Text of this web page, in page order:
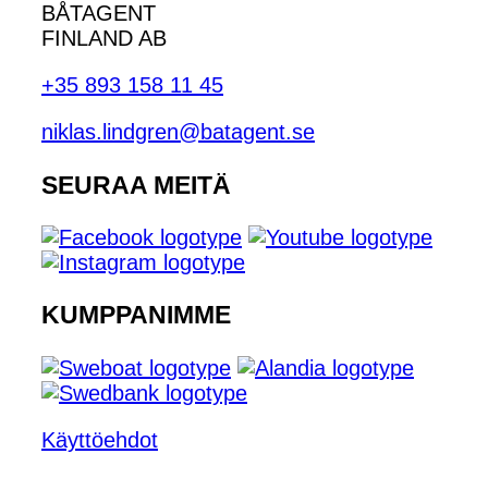
BÅTAGENT
FINLAND AB
+35 893 158 11 45
niklas.lindgren@batagent.se
SEURAA MEITÄ
KUMPPANIMME
Käyttöehdot